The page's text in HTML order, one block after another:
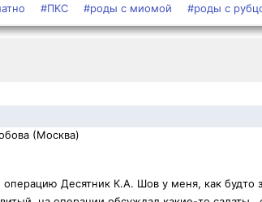
#ПКС #роды с миомой #роды с
(Москва)
Десятник К.А. Шов у меня, как